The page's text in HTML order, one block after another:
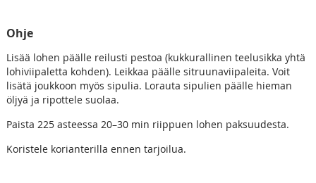
Ohje
Lisää lohen päälle reilusti pestoa (kukkurallinen teelusikka yhtä
lohiviipaletta kohden). Leikkaa päälle sitruunaviipaleita. Voit
lisätä joukkoon myös sipulia. Lorauta sipulien päälle hieman
öljyä ja ripottele suolaa.
Paista 225 asteessa 20–30 min riippuen lohen paksuudesta.
Koristele korianterilla ennen tarjoilua.